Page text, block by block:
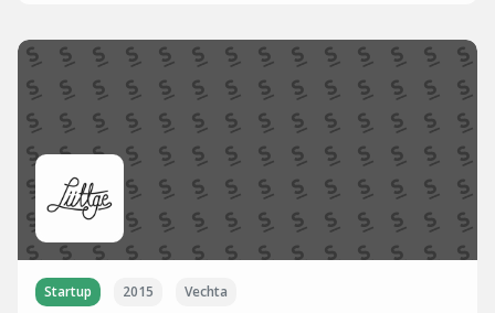
Startup 2015 Vechta